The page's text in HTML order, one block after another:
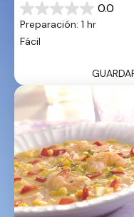
0.0
0.0
de
5
estrellas.
Preparación: 1 hr
Fácil